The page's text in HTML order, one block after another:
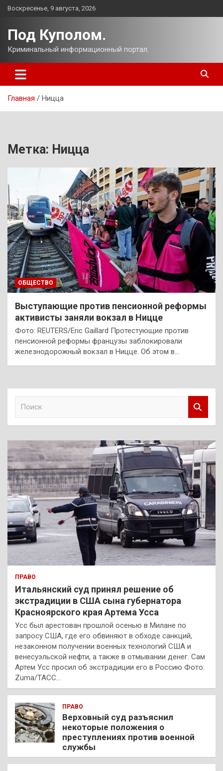
Перейти
Воскресенье, 9 августа, 2026
Под Куполом.
Криминальный информационный портал.
Главная Ницца
Метка: Ницца
ОБЩЕСТВО
Выступающие против пенсионной реформы
активисты заняли вокзал в Ницце
Фото: REUTERS/Eric Gaillard Протестующие против
пенсионной реформы французы заблокировали
железнодорожный вокзал в Ницце. Об этом в…
к
ПРАВО
Итальянский суд принял решение об
экстрадиции в США сына губернатора
Красноярского края Артема Усса
Усс был арестован прошлой осенью в Милане по
запросу США, где его обвиняют в обходе санкций,
незаконном получении военных технологий США и
венесуэльской нефти, а также в отмывании денег. Сам
Артем Усс просил об экстрадиции его в Россию Фото:
Zuma/ТАСС…
ПРАВО
Верховный суд разъяснил
некоторые положения о
преступлениях против военной
службы